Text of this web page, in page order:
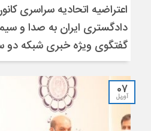
اعتراضیه اتحادیه سراسری
دادگستری ایران به صدا و
گفتگوی ویژه خبری شبکه دو
07
آوریل